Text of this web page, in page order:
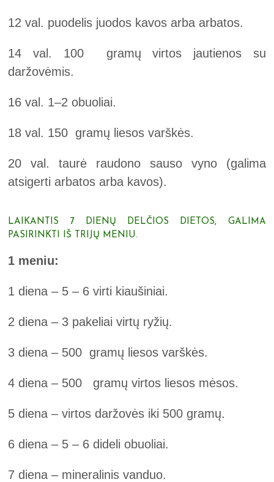
12 val. puodelis juodos kavos arba arbatos.
14 val. 100 gramų virtos jautienos su
daržovėmis.
16 val. 1‒2 obuoliai.
18 val. 150 gramų liesos varškės.
20 val. taurė raudono sauso vyno (galima
atsigerti arbatos arba kavos).
LAIKANTIS 7 DIENŲ DELČIOS DIETOS, GALIMA
PASIRINKTI IŠ TRIJŲ MENIU.
1 meniu:
1 diena – 5 – 6 virti kiaušiniai.
2 diena – 3 pakeliai virtų ryžių.
3 diena – 500 gramų liesos varškės.
4 diena – 500 gramų virtos liesos mėsos.
5 diena – virtos daržovės iki 500 gramų.
6 diena – 5 – 6 dideli obuoliai.
7 diena – mineralinis vanduo.